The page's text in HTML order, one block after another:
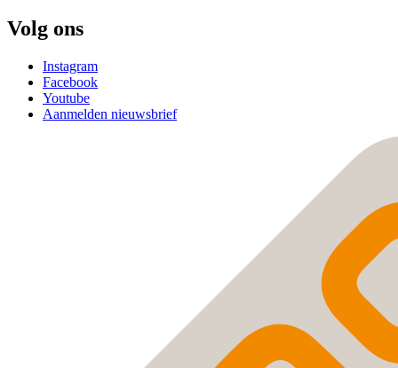
Volg ons
Instagram
Facebook
Youtube
Aanmelden nieuwsbrief